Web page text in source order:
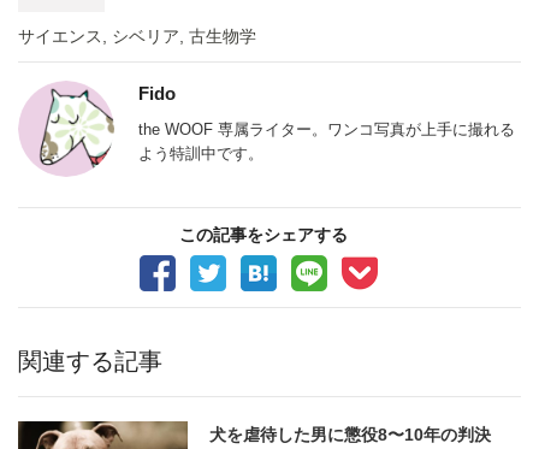
サイエンス シベリア 古生物学
Fido
the WOOF 専属ライター。ワンコ写真が上手に撮れる
よう特訓中です。
この記事をシェアする
関連する記事
犬を虐待した男に懲役8〜10年の判決